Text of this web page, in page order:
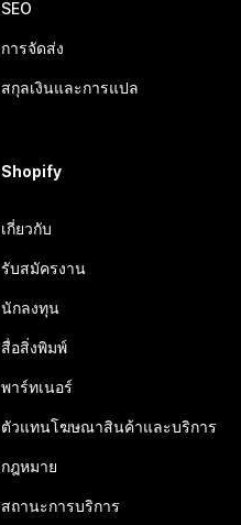
SEO
การจัดส่ง
สกุลเงินและการแปล
Shopify
เกี่ยวกับ
รับสมัครงาน
นักลงทุน
สื่อสิ่งพิมพ์
พาร์ทเนอร์
ตัวแทนโฆษณาสินค้าและบริการ
กฎหมาย
สถานะการบริการ